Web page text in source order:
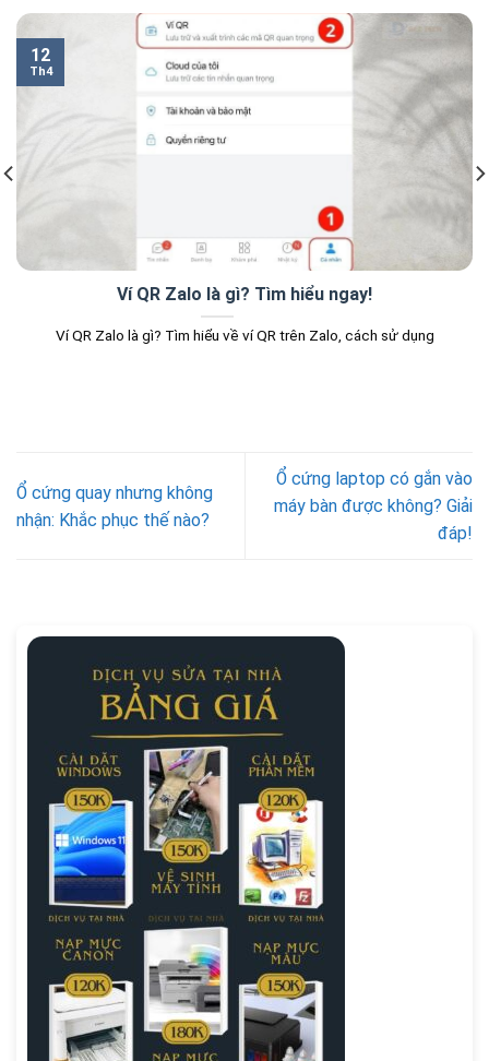
Ví QR Zalo là gì? Tìm hiểu ngay!
Ví QR Zalo là gì? Tìm hiểu về ví QR trên Zalo, cách sử dụng
12
Th4
Ổ cứng quay nhưng không
nhận: Khắc phục thế nào?
Ổ cứng laptop có gắn vào
máy bàn được không? Giải
đáp!